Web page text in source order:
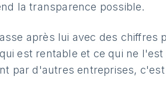
la transparence possible.
après lui avec des chiffres
est rentable et ce qui ne
par d'autres entreprises,